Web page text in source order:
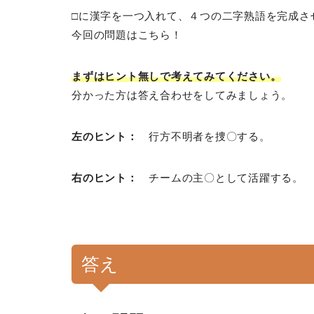
□に漢字を一つ入れて、４つの二字熟語を完成さ
今回の問題はこちら！
まずはヒント無しで考えてみてください。
分かった方は答え合わせをしてみましょう。
左のヒント： 行方不明者を捜〇する。
右のヒント： チームの主〇として活躍する。
答え